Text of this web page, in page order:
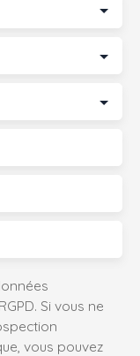
Si vous ne
vous pouvez